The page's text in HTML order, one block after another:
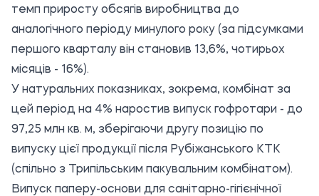
темп приросту обсягів виробництва до
аналогічного періоду минулого року (за підсумками
першого кварталу він становив 13,6%, чотирьох
місяців - 16%).
У натуральних показниках, зокрема, комбінат за
цей період на 4% наростив випуск гофротари - до
97,25 млн кв. м, зберігаючи другу позицію по
випуску цієї продукції після Рубіжанського КТК
(спільно з Трипільським пакувальним комбінатом).
Випуск паперу-основи для санітарно-гігієнічної